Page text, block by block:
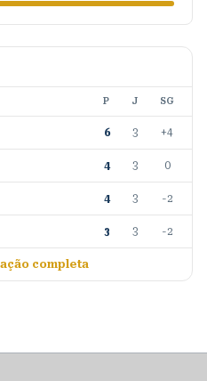
P J SG
6 3 +4
4 3 0
4 3 -2
3 3 -2
completa